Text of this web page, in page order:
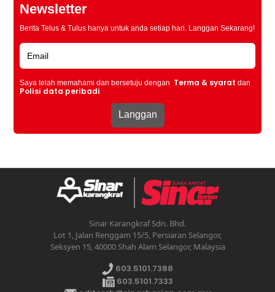
Newsletter
Berita Telus & Tulus hanya untuk anda setiap hari. Langgan Sekarang!
Saya telah memahami dan bersetuju dengan Terma & syarat dan
Polisi data peribadi
Sinar Karangkraf Sdn. Bhd.
Lot 1, Jalan Renggam 15/5, Persiaran Selangor,
Seksyen 15, 40000 Shah Alam Selangor, Malaysia
603.5101.7388
603.5101.7333